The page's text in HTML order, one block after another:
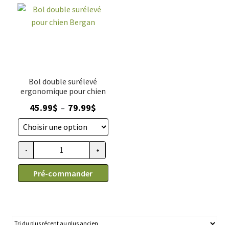
support,
Nourish
Bol double surélevé
ergonomique pour chien
45.99$ – 79.99$
de
prix :
45.99$
à
quantité
de
Bol
pour
- +
Pré-commander